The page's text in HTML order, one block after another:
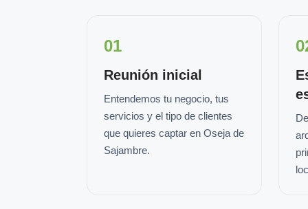
01
Reunión inicial
Entendemos tu negocio, tus
servicios y el tipo de clientes
que quieres captar en Oseja de
Sajambre.